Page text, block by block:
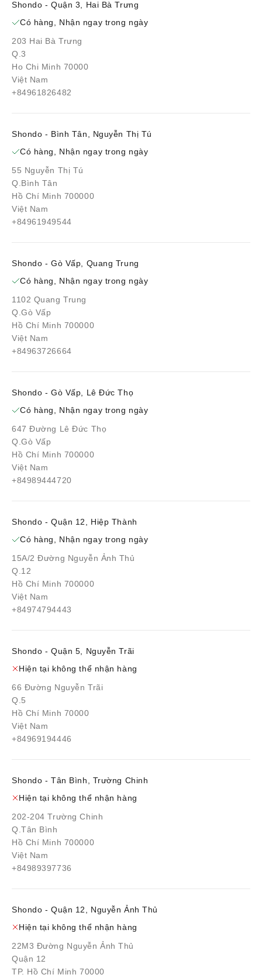
Shondo - Quận 3, Hai Bà Trưng
Có hàng, Nhận ngay trong ngày
203 Hai Bà Trưng
Q.3
Ho Chi Minh 70000
Việt Nam
+84961826482
Shondo - Bình Tân, Nguyễn Thị Tú
Có hàng, Nhận ngay trong ngày
55 Nguyễn Thị Tú
Q.Bình Tân
Hồ Chí Minh 700000
Việt Nam
+84961949544
Shondo - Gò Vấp, Quang Trung
Có hàng, Nhận ngay trong ngày
1102 Quang Trung
Q.Gò Vấp
Hồ Chí Minh 700000
Việt Nam
+84963726664
Shondo - Gò Vấp, Lê Đức Thọ
Có hàng, Nhận ngay trong ngày
647 Đường Lê Đức Thọ
Q.Gò Vấp
Hồ Chí Minh 700000
Việt Nam
+84989444720
Shondo - Quận 12, Hiệp Thành
Có hàng, Nhận ngay trong ngày
15A/2 Đường Nguyễn Ảnh Thủ
Q.12
Hồ Chí Minh 700000
Việt Nam
+84974794443
Shondo - Quận 5, Nguyễn Trãi
Hiện tại không thể nhận hàng
66 Đường Nguyễn Trãi
Q.5
Hồ Chí Minh 70000
Việt Nam
+84969194446
Shondo - Tân Bình, Trường Chinh
Hiện tại không thể nhận hàng
202-204 Trường Chinh
Q.Tân Bình
Hồ Chí Minh 700000
Việt Nam
+84989397736
Shondo - Quận 12, Nguyễn Ảnh Thủ
Hiện tại không thể nhận hàng
22M3 Đường Nguyễn Ảnh Thủ
Quận 12
TP. Hồ Chí Minh 70000